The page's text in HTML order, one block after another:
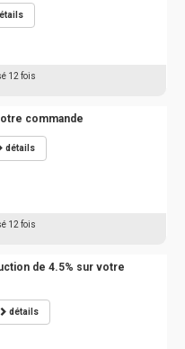
12 fois
commande
détails
12 fois
de 4.5% sur votre
détails